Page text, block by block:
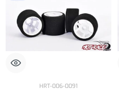
HRT-006-0091